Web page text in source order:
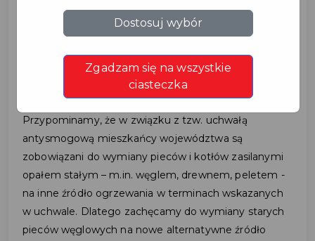
WYMIEŃ ŹRÓDŁO
CIEPŁA W SWOIM
DOMU
Przypominamy, że w związku z tzw. uchwałą
antysmogową mieszkańcy województwa są
zobowiązani do wymiany pieców i kotłów zasilanymi
opałem stałym – m.in. węglem, drewnem, peletem -
na inne źródło ogrzewania w terminach wskazanych
w uchwale. Dlatego zachęcamy do wymiany starych
pieców węglowych na nowe alternatywne źródło
Dostosuj wybór
Zgadzam się na wszystkie
ciasteczka